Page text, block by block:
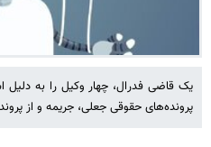
یک قاضی فدرال، چهار وکیل را به
پرونده‌های حقوقی جعلی، جریمه و از